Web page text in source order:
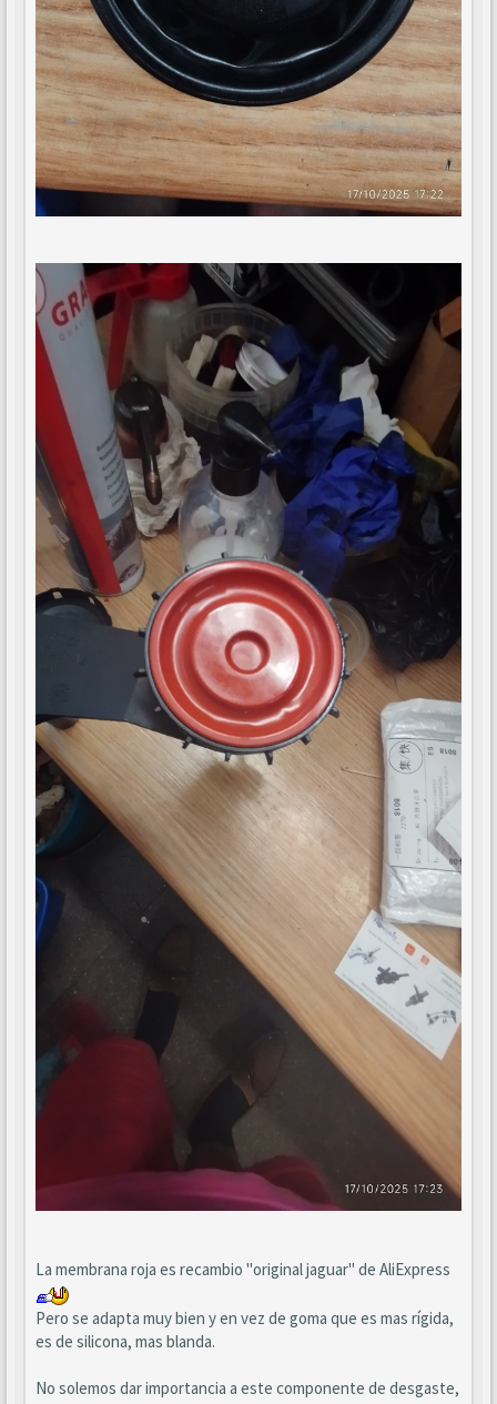
La membrana roja es recambio "original jaguar" de AliExpress
Pero se adapta muy bien y en vez de goma que es mas rígida,
es de silicona, mas blanda.
No solemos dar importancia a este componente de desgaste,